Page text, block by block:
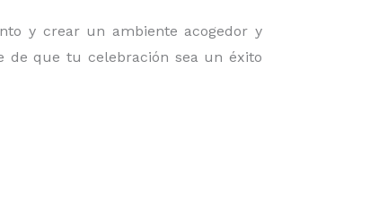
y crear un ambiente acogedor y
de que tu celebración sea un éxito